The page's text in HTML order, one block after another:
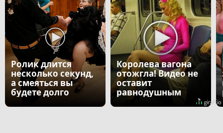
Ролик длится
несколько секунд,
а смеяться вы
будете долго
Королева вагона
отожгла! Видео не
оставит
равнодушным